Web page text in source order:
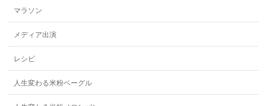
マラソン
メディア出演
レシピ
人生変わる米粉ベーグル